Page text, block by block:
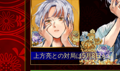
上方亮との対局は5月8日から！